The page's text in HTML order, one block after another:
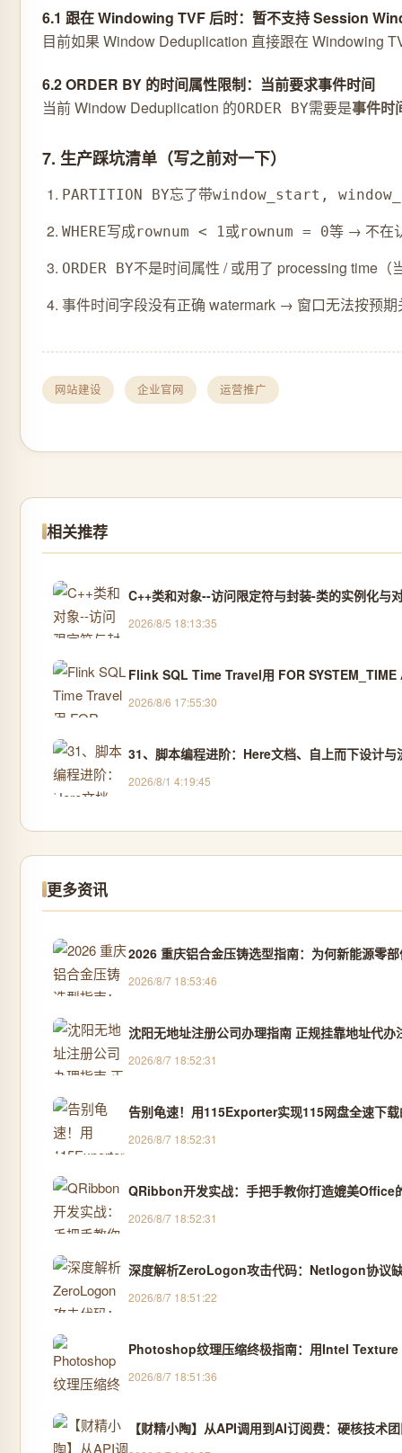
6.1 跟在 Windowing TVF 后时：暂不支持 Session
目前如果 Window Deduplication 直接跟在 Windowing
6.2 ORDER BY 的时间属性限制：当前要求事件时间
当前 Window Deduplication 的ORDER BY需要是事件时
7. 生产踩坑清单（写之前对一下）
PARTITION BY忘了带window_start,
WHERE写成rownum < 1或rownum = 0等 → 不在
ORDER BY不是时间属性 / 或用了 processing time
事件时间字段没有正确 watermark → 窗口无法按预
网站建设 企业官网 运营推广
相关推荐
C++类和对象--访问限定符与封装-类的实例化与
2026/8/5 18:13:35
Flink SQL Time Travel用 FOR SYSTEM_TIME
2026/8/6 17:55:30
31、脚本编程进阶：Here文档、自上而下设计与
2026/8/1 4:19:45
更多资讯
2026 重庆铝合金压铸选型指南：为何新能源零
2026/8/7 18:53:46
沈阳无地址注册公司办理指南 正规挂靠地址代
2026/8/7 18:52:31
告别龟速！用115Exporter实现115网盘全速下
2026/8/7 18:52:31
QRibbon开发实战：手把手教你打造媲美Office
2026/8/7 18:52:31
深度解析ZeroLogon攻击代码：Netlogon协议
2026/8/7 18:51:22
Photoshop纹理压缩终极指南：用Intel Texture
2026/8/7 18:51:36
【财精小陶】从API调用到AI订阅费：硬核技术